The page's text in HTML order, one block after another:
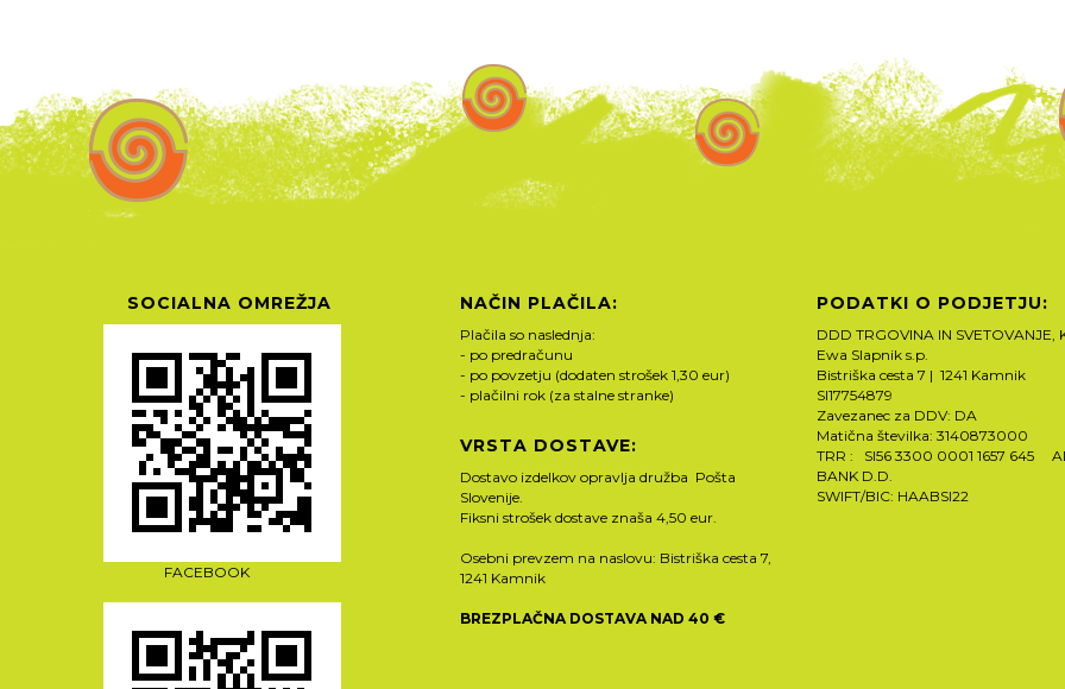
SOCIALNA OMREŽJA
FACEBOOK
NAČIN PLAČILA:
Plačila so naslednja:
- po predračunu
- po povzetju (dodaten strošek 1,30 eur)
- plačilni rok (za stalne stranke)
VRSTA DOSTAVE:
Dostavo izdelkov opravlja družba Pošta
Slovenije.
Fiksni strošek dostave znaša 4,50 eur.
Osebni prevzem na naslovu: Bistriška cesta 7,
1241 Kamnik
BREZPLAČNA DOSTAVA NAD 40 €
PODATKI O PODJETJU:
DDD TRGOVINA IN SVETOVANJE,
Ewa Slapnik s.p.
Bistriška cesta 7 | 1241 Kamnik
SI17754879
Zavezanec za DDV: DA
Matična številka: 3140873000
TRR : SI56 3300 0001 1657 645
BANK D.D.
SWIFT/BIC: HAABSI22